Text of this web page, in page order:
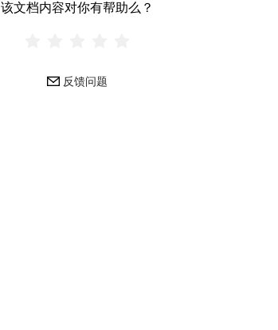
该文档内容对你有帮助么？
反馈问题